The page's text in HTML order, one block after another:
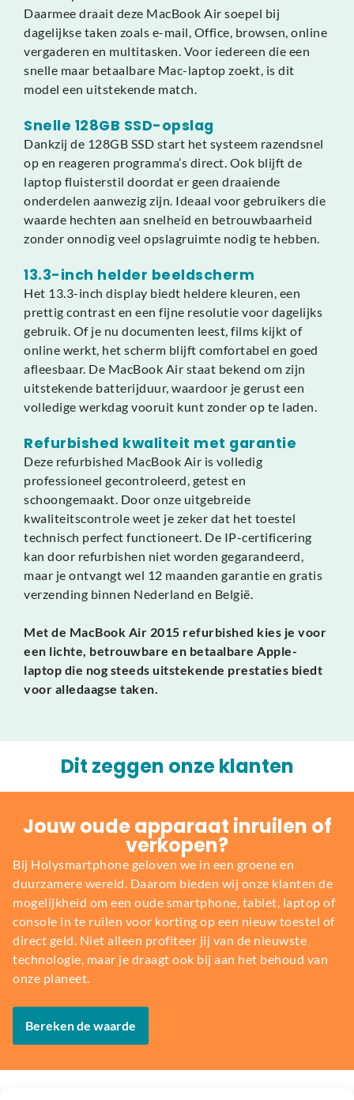
Daarmee draait deze MacBook Air soepel bij
dagelijkse taken zoals e-mail, Office, browsen, online
vergaderen en multitasken. Voor iedereen die een
snelle maar betaalbare Mac-laptop zoekt, is dit
model een uitstekende match.
Snelle 128GB SSD-opslag
Dankzij de 128GB SSD start het systeem razendsnel
op en reageren programma’s direct. Ook blijft de
laptop fluisterstil doordat er geen draaiende
onderdelen aanwezig zijn. Ideaal voor gebruikers die
waarde hechten aan snelheid en betrouwbaarheid
zonder onnodig veel opslagruimte nodig te hebben.
13.3-inch helder beeldscherm
Het 13.3-inch display biedt heldere kleuren, een
prettig contrast en een fijne resolutie voor dagelijks
gebruik. Of je nu documenten leest, films kijkt of
online werkt, het scherm blijft comfortabel en goed
afleesbaar. De MacBook Air staat bekend om zijn
uitstekende batterijduur, waardoor je gerust een
volledige werkdag vooruit kunt zonder op te laden.
Refurbished kwaliteit met garantie
Deze refurbished MacBook Air is volledig
professioneel gecontroleerd, getest en
schoongemaakt. Door onze uitgebreide
kwaliteitscontrole weet je zeker dat het toestel
technisch perfect functioneert. De IP-certificering
kan door refurbishen niet worden gegarandeerd,
maar je ontvangt wel 12 maanden garantie en gratis
verzending binnen Nederland en België.
Met de MacBook Air 2015 refurbished kies je voor
een lichte, betrouwbare en betaalbare Apple-
laptop die nog steeds uitstekende prestaties biedt
voor alledaagse taken.
Dit zeggen onze klanten
Jouw oude apparaat inruilen of
verkopen?
Bij Holysmartphone geloven we in een groene en
duurzamere wereld. Daarom bieden wij onze klanten de
mogelijkheid om een oude smartphone, tablet, laptop of
console in te ruilen voor korting op een nieuw toestel of
direct geld. Niet alleen profiteer jij van de nieuwste
technologie, maar je draagt ook bij aan het behoud van
onze planeet.
Bereken de waarde